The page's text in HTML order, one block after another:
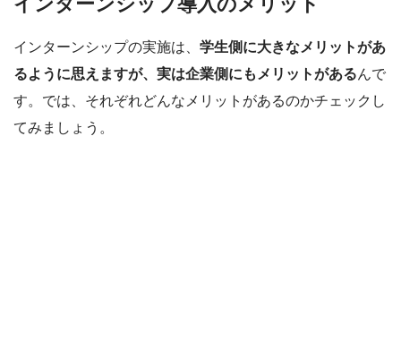
インターンシップの実施は、 学生側に大きなメリットがあ
るように思えますが、実は企業側にもメリットがあるんで
す。では、それぞれどんなメリットがあるのかチェックし
てみましょう。